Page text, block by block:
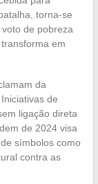
torna-se
de pobreza
em
da
de
ligação direta
de 2024 visa
símbolos como
contra as